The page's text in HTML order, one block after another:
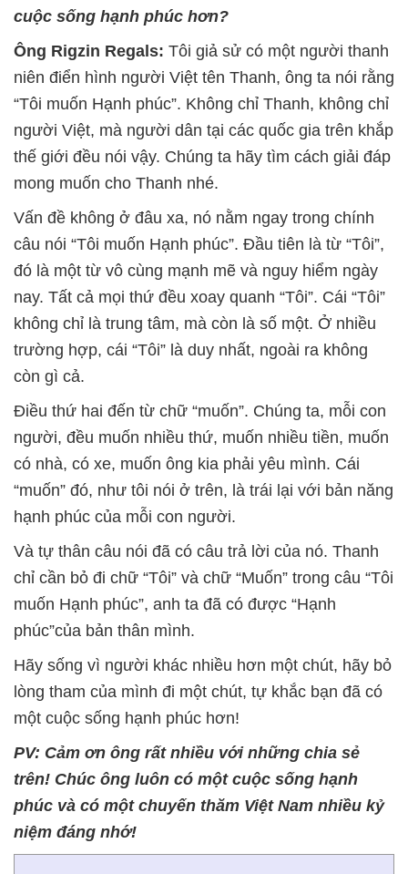
cuộc sống hạnh phúc hơn?
Ông Rigzin Regals: Tôi giả sử có một người thanh
niên điển hình người Việt tên Thanh, ông ta nói rằng
“Tôi muốn Hạnh phúc”. Không chỉ Thanh, không chỉ
người Việt, mà người dân tại các quốc gia trên khắp
thế giới đều nói vậy. Chúng ta hãy tìm cách giải đáp
mong muốn cho Thanh nhé.
Vấn đề không ở đâu xa, nó nằm ngay trong chính
câu nói “Tôi muốn Hạnh phúc”. Đầu tiên là từ “Tôi”,
đó là một từ vô cùng mạnh mẽ và nguy hiểm ngày
nay. Tất cả mọi thứ đều xoay quanh “Tôi”. Cái “Tôi”
không chỉ là trung tâm, mà còn là số một. Ở nhiều
trường hợp, cái “Tôi” là duy nhất, ngoài ra không
còn gì cả.
Điều thứ hai đến từ chữ “muốn”. Chúng ta, mỗi con
người, đều muốn nhiều thứ, muốn nhiều tiền, muốn
có nhà, có xe, muốn ông kia phải yêu mình. Cái
“muốn” đó, như tôi nói ở trên, là trái lại với bản năng
hạnh phúc của mỗi con người.
Và tự thân câu nói đã có câu trả lời của nó. Thanh
chỉ cần bỏ đi chữ “Tôi” và chữ “Muốn” trong câu “Tôi
muốn Hạnh phúc”, anh ta đã có được “Hạnh
phúc”của bản thân mình.
Hãy sống vì người khác nhiều hơn một chút, hãy bỏ
lòng tham của mình đi một chút, tự khắc bạn đã có
một cuộc sống hạnh phúc hơn!
PV: Cảm ơn ông rất nhiều với những chia sẻ
trên! Chúc ông luôn có một cuộc sống hạnh
phúc và có một chuyến thăm Việt Nam nhiều kỷ
niệm đáng nhớ!